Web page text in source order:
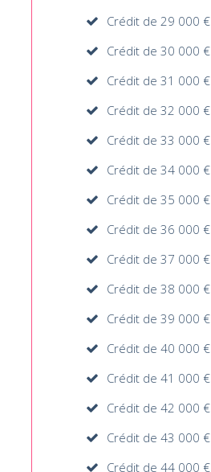
Crédit de 29 000 €
Crédit de 30 000 €
Crédit de 31 000 €
Crédit de 32 000 €
Crédit de 33 000 €
Crédit de 34 000 €
Crédit de 35 000 €
Crédit de 36 000 €
Crédit de 37 000 €
Crédit de 38 000 €
Crédit de 39 000 €
Crédit de 40 000 €
Crédit de 41 000 €
Crédit de 42 000 €
Crédit de 43 000 €
Crédit de 44 000 €